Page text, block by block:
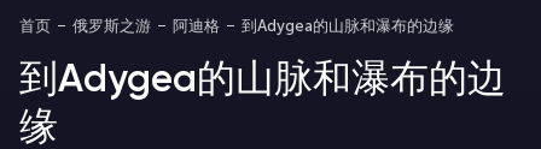
首页 俄罗斯之游 阿迪格 到Adygea的山脉和瀑布的边缘
到Adygea的山脉和瀑布的边
缘